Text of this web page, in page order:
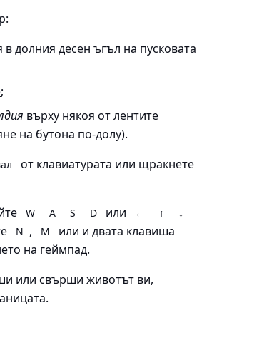
долния десен ъгъл на пусковата
;
върху някоя от лентите
на бутона по-долу).
от клавиатурата или щракнете
W A S D или ← ↑
↓
N , M
или и двата клавиша
на геймпад.
или свърши животът ви,